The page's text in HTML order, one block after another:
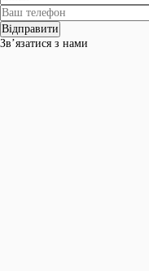
Зв’язатися з нами